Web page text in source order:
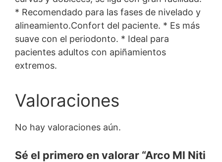
* Recomendado para las fases de nivelado y
alineamiento.Confort del paciente. * Es más
suave con el periodonto. * Ideal para
pacientes adultos con apiñamientos
extremos.
Valoraciones
No hay valoraciones aún.
Sé el primero en valorar “Arco Ml Niti